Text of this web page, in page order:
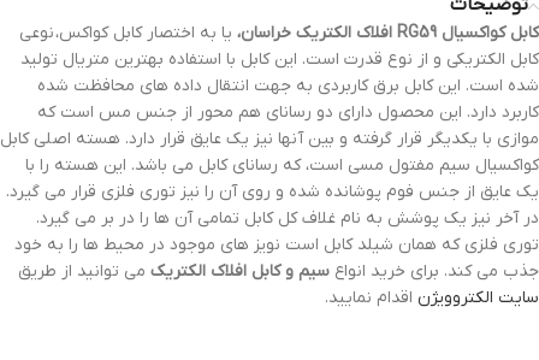
کابل کواکسیال RG59 افلاک الکتریک خراسان،
یا به اختصار کابل کواکس، نوعی
کابل الکتریکی و از نوع قدرت است. این کابل با استفاده بهترین متریال تولید
شده است. این کابل برق کاربردی به جهت انتقال داده های محافظت شده
کاربرد دارد. این محصول دارای دو رسانای هم محور از جنس مس است که
موازی با یکدیگر قرار گرفته و بین آنها نیز یک عایق قرار دارد. هسته اصلی کابل
کواکسیال سیم مفتول مسی است، که رسانای کابل می باشد. این هسته را با
یک عایق از جنس فوم پوشانده شده و روی آن را نیز توری فلزی قرار می گیرد.
در آخر نیز یک پوشش به نام غلاف کل کابل تمامی آن ها را در بر می گیرد.
توری فلزی که همان شیلد کابل است نویز های موجود در محیط ها را به خود
جذب می کند. برای خرید انواع سیم و کابل افلاک الکتریک می توانید از طریق
سایت الکتروویژن اقدام نمایید.